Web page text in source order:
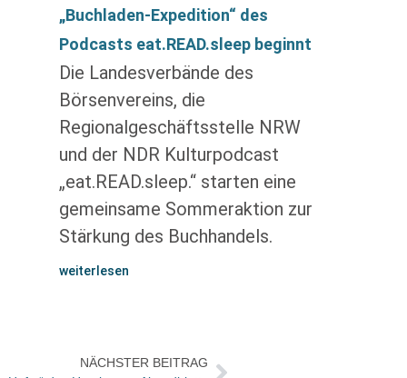
„Buchladen-Expedition“ des
Podcasts eat.READ.sleep beginnt
Die Landesverbände des
Börsenvereins, die
Regionalgeschäftsstelle NRW
und der NDR Kulturpodcast
„eat.READ.sleep.“ starten eine
gemeinsame Sommeraktion zur
Stärkung des Buchhandels.
weiterlesen
NÄCHSTER BEITRAG